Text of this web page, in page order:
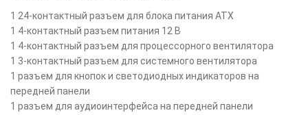
1 24-контактный разъем для блока питания ATX
1 4-контактный разъем питания 12 В
1 4-контактный разъем для процессорного вентилятора
1 3-контактный разъем для системного вентилятора
1 разъем для кнопок и светодиодных индикаторов на
передней панели
1 разъем для аудиоинтерфейса на передней панели